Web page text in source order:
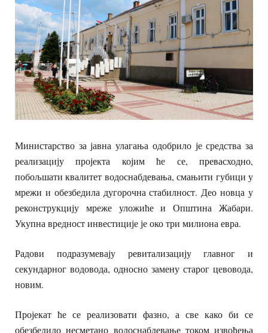
Министарство за јавна улагања одобрило је средства за
реализацију пројекта којим ће се, превасходно,
побољшати квалитет водоснабдевања, смањити губици у
мрежи и обезбедила дугорочна стабилност. Део новца у
реконструкцију мреже уложиће и Општина Жабари.
Укупна вредност инвестиције је око три милиона евра.
Радови подразумевају ревитализацију главног и
секундарног водовода, односно замену старог цевовода,
новим.
Пројекат ће се реализовати фазно, а све како би се
обезбедило несметано водоснабдевање током извођења